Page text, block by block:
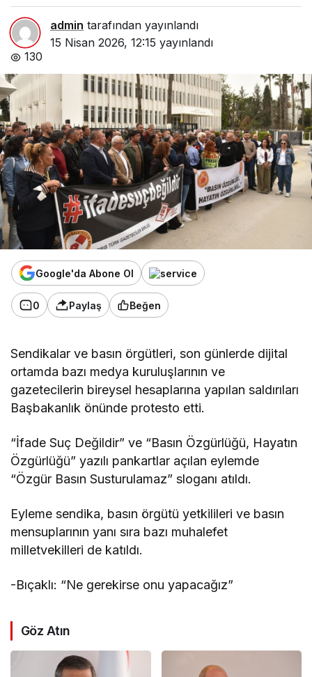
admin tarafından yayınlandı
15 Nisan 2026, 12:15 yayınlandı
130
Google'da Abone Ol
0 Paylaş Beğen
Sendikalar ve basın örgütleri, son günlerde dijital
ortamda bazı medya kuruluşlarının ve
gazetecilerin bireysel hesaplarına yapılan saldırıları
Başbakanlık önünde protesto etti.
“İfade Suç Değildir” ve “Basın Özgürlüğü, Hayatın
Özgürlüğü” yazılı pankartlar açılan eylemde
“Özgür Basın Susturulamaz” sloganı atıldı.
Eyleme sendika, basın örgütü yetkilileri ve basın
mensuplarının yanı sıra bazı muhalefet
milletvekilleri de katıldı.
-Bıçaklı: “Ne gerekirse onu yapacağız”
Göz Atın